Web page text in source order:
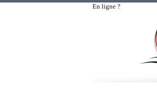
En ligne ?